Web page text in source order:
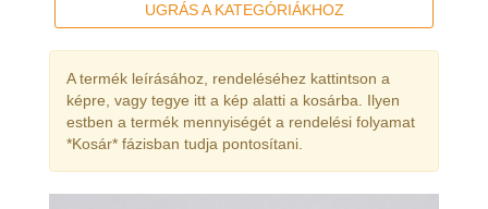
UGRÁS A KATEGÓRIÁKHOZ
A termék leírásához, rendeléséhez kattintson a
képre, vagy tegye itt a kép alatti a kosárba. Ilyen
estben a termék mennyiségét a rendelési folyamat
*Kosár* fázisban tudja pontosítani.